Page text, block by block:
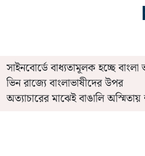
সাইনবোর্ডে বাধ্যতামূলক হচ্ছে বাংলা
ভিন রাজ্যে বাংলাভাষীদের উপর
অত্যাচারের মাঝেই বাঙালি অস্মিতায়